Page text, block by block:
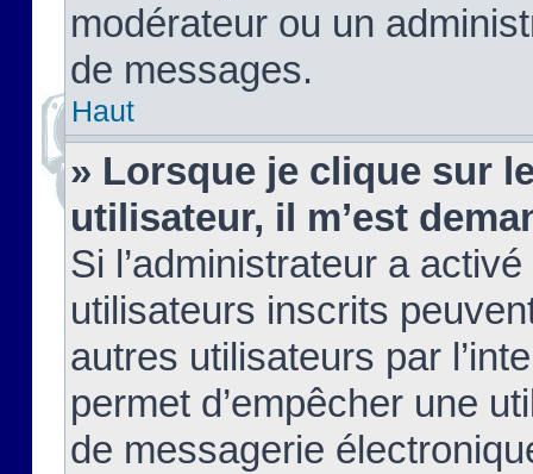
modérateur ou un
de messages.
Haut
» Lorsque je clique sur
utilisateur, il m’est
Si l’administrateur a
utilisateurs inscrits
autres utilisateurs par
permet d’empêcher une
de messagerie